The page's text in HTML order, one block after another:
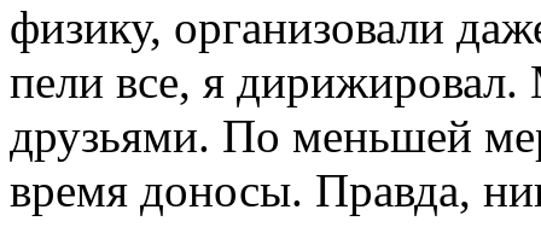
физику, организовали
пели все, я
друзьями. По меньшей
время доносы. Правда,